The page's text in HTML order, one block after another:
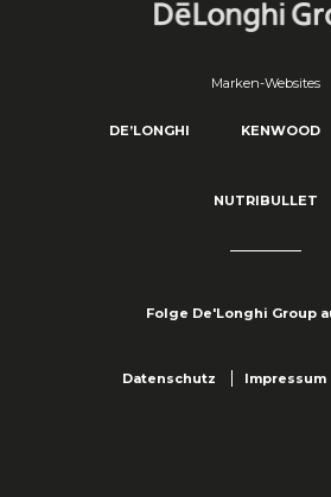
Marken-Websites
DE’LONGHI KENWOOD
NUTRIBULLET
Folge De'Longhi Group
Datenschutz Impressum